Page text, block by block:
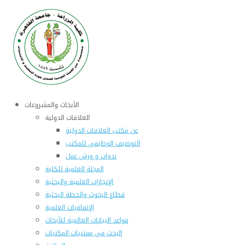
الأبحاث والمشروعات
العلاقات الدولية
عن مكتب العلاقات الدولية
التوصيف الوظيفى للمكتب
ندوات و ورش عمل
المجلة العلمية للكلية
الإنجازات العلمية والبحثية
قطاع البحوث والخطة البحثية
الإتفاقيات العلمية
قواعد البيانات العالمية للأبحاث
البحث فى مقتنيات المكتبات